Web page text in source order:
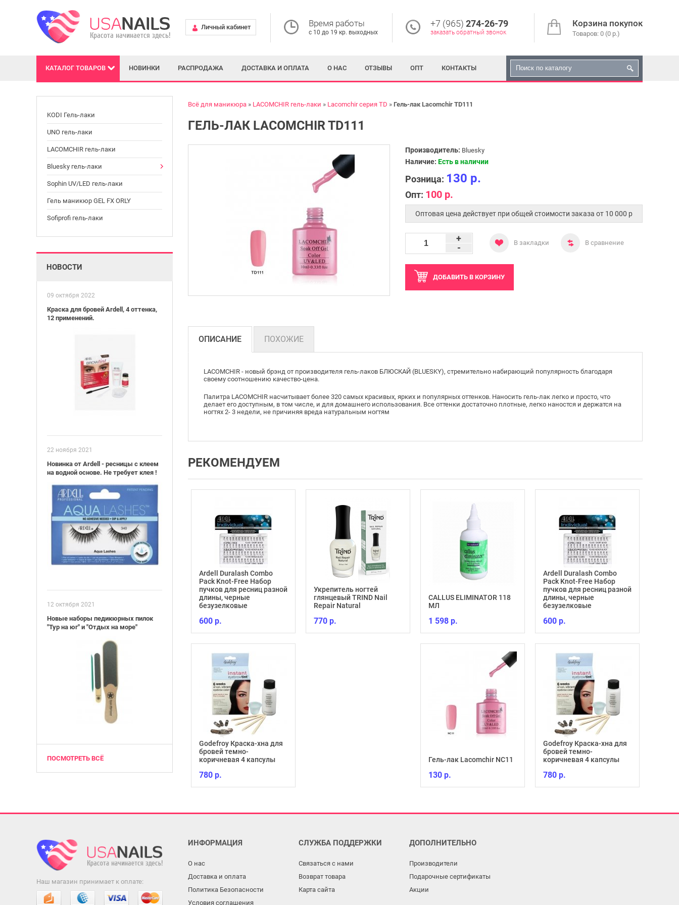
Корзина покупок
Товаров: 0 (0 р.)
Личный кабинет Время работы
с 10 до 19 кр. выходных
+7 (965) 274-26-79
заказать обратный звонок
КАТАЛОГ ТОВАРОВ НОВИНКИ РАСПРОДАЖА ДОСТАВКА И ОПЛАТА О НАС ОТЗЫВЫ ОПТ КОНТАКТЫ
KODI Гель-лаки
UNO гель-лаки
LACOMCHIR гель-лаки
Bluesky гель-лаки
Sophin UV/LED гель-лаки
Гель маникюр GEL FX ORLY
Sofiprofi гель-лаки
НОВОСТИ
09 октября 2022
Краска для бровей Ardell, 4 оттенка,
12 применений.
22 ноября 2021
Новинка от Ardell - ресницы с клеем
на водной основе. Не требует клея !
12 октября 2021
Новые наборы педикюрных пилок
"Тур на юг" и "Отдых на море"
ПОСМОТРЕТЬ ВСЁ
Всё для маникюра LACOMCHIR гель-лаки Lacomchir серия TD Гель-лак Lacomchir TD111
ГЕЛЬ-ЛАК LACOMCHIR TD111
Производитель: Bluesky
Наличие: Есть в наличии
Розница: 130 р.
Опт: 100 р.
Оптовая цена действует при общей стоимости заказа от 10 000 p
-
+ В закладки В сравнение
ДОБАВИТЬ В КОРЗИНУ
ОПИСАНИЕ ПОХОЖИЕ
LACOMCHIR - новый брэнд от производителя гель-лаков БЛЮСКАЙ (BLUESKY), стремительно набирающий популярность благодаря
своему соотношению качество-цена.
Палитра LACOMCHIR насчитывает более 320 самых красивых, ярких и популярных оттенков. Наносить гель-лак легко и просто, что
делает его доступным, в том числе, и для домашнего использования. Все оттенки достаточно плотные, легко наностся и держатся на
ногтях 2- 3 недели, не причиняя вреда натуральным ногтям
РЕКОМЕНДУЕМ
МЛ
1 598 р.
Гель-лак Lacomchir NC11
130 р.
Ardell Duralash Combo
Pack Knot-Free Набор
пучков для ресниц разной
длины, черные
безузелковые
600 р.
Godefroy Краска-хна для
бровей темно-
коричневая 4 капсулы
780 р.
Укрепитель ногтей
глянцевый TRIND Nail
Repair Natural
770 р.
CALLUS ELIMINATOR 118
МЛ
1 598 р.
Гель-лак Lacomchir NC11
130 р.
Ardell Duralash Combo
Pack Knot-Free Набор
пучков для ресниц разной
длины, черные
безузелковые
600 р.
Godefroy Краска-хна для
бровей темно-
коричневая 4 капсулы
780 р.
ИНФОРМАЦИЯ
О нас
Доставка и оплата
Политика Безопасности
Условия соглашения
СЛУЖБА ПОДДЕРЖКИ
Связаться с нами
Возврат товара
Карта сайта
ДОПОЛНИТЕЛЬНО
Производители
Подарочные сертификаты
Акции
Наш магазин принимает к оплате: